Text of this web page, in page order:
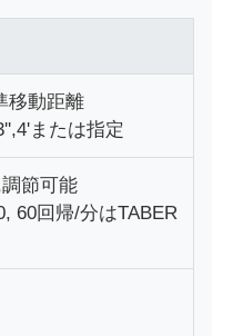
ラー
移動距離
または指定
節可能
60回帰/分はTABER